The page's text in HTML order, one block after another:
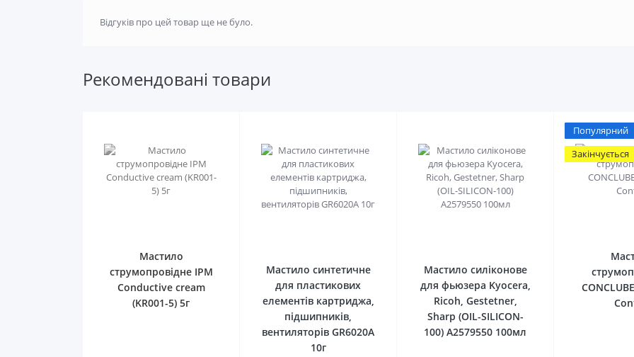
Відгуків про цей товар ще не було.
Рекомендовані товари
Мастило
струмопровідне IPM
Conductive cream
(KR001-5) 5г
Мастило синтетичне
для пластикових
елементів картриджа,
підшипників,
вентиляторів GR6020A
10г
Мастило силіконове
для фьюзера Kyocera,
Ricoh, Gestetner,
Sharp (OIL-SILICON-
100) A2579550 100мл
Популярний
Закінчується